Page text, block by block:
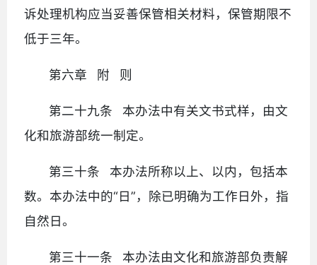
诉处理机构应当妥善保管相关材料，保管期限不
低于三年。
第六章 附 则
第二十九条 本办法中有关文书式样，由文
化和旅游部统一制定。
第三十条 本办法所称以上、以内，包括本
数。本办法中的“日”，除已明确为工作日外，指
自然日。
第三十一条 本办法由文化和旅游部负责解